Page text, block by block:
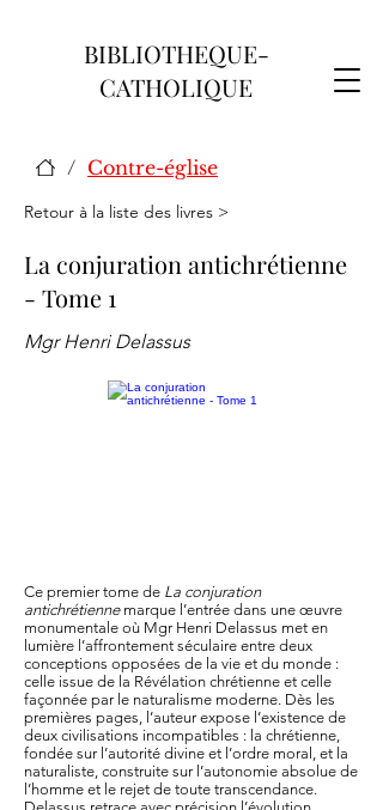
BIBLIOTHEQUE-
CATHOLIQUE
/ Contre-église
Retour à la liste des livres >
La conjuration antichrétienne
- Tome 1
Mgr Henri Delassus
Ce premier tome de La conjuration
antichrétiennemarque l’entrée dans une œuvre
monumentale où Mgr Henri Delassus met en
lumière l’affrontement séculaire entre deux
conceptions opposées de la vie et du monde :
celle issue de la Révélation chrétienne et celle
façonnée par le naturalisme moderne. Dès les
premières pages, l’auteur expose l’existence de
deux civilisations incompatibles : la chrétienne,
fondée sur l’autorité divine et l’ordre moral, et la
naturaliste, construite sur l’autonomie absolue de
l’homme et le rejet de toute transcendance.